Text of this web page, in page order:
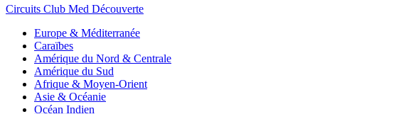
Circuits Club Med Découverte
Europe & Méditerranée
Caraïbes
Amérique du Nord & Centrale
Amérique du Sud
Afrique & Moyen-Orient
Asie & Océanie
Océan Indien